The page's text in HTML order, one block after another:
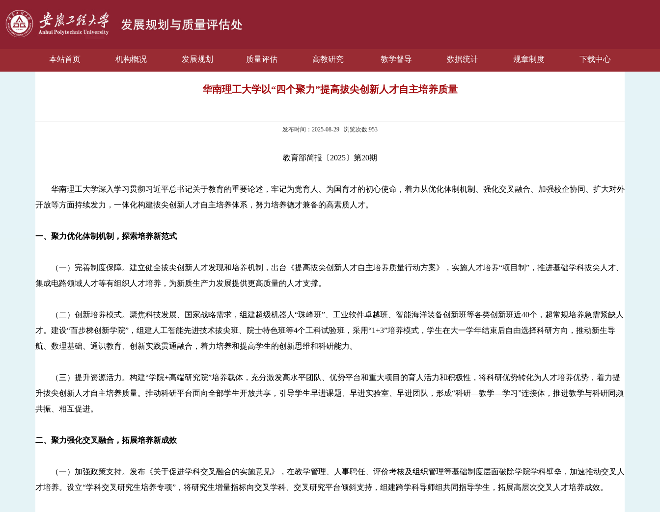
本站首页 机构概况 发展规划 质量评估 高教研究 教学督导 数据统计 规章制度 下载中心
华南理工大学以“四个聚力”提高拔尖创新人才自主培养质量
发布时间：2025-08-29 浏览次数:953
教育部简报〔2025〕第20期
华南理工大学深入学习贯彻习近平总书记关于教育的重要论述，牢记为党育人、为国育才的初心使命，着力从优化体制机制、强化交叉融合、加强校企协同、扩大对外
开放等方面持续发力，一体化构建拔尖创新人才自主培养体系，努力培养德才兼备的高素质人才。
一、聚力优化体制机制，探索培养新范式
（一）完善制度保障。建立健全拔尖创新人才发现和培养机制，出台《提高拔尖创新人才自主培养质量行动方案》，实施人才培养“项目制”，推进基础学科拔尖人才、
集成电路领域人才等有组织人才培养，为新质生产力发展提供更高质量的人才支撑。
（二）创新培养模式。聚焦科技发展、国家战略需求，组建超级机器人“珠峰班”、工业软件卓越班、智能海洋装备创新班等各类创新班近40个，超常规培养急需紧缺人
才。建设“百步梯创新学院”，组建人工智能先进技术拔尖班、院士特色班等4个工科试验班，采用“1+3”培养模式，学生在大一学年结束后自由选择科研方向，推动新生导
航、数理基础、通识教育、创新实践贯通融合，着力培养和提高学生的创新思维和科研能力。
（三）提升资源活力。构建“学院+高端研究院”培养载体，充分激发高水平团队、优势平台和重大项目的育人活力和积极性，将科研优势转化为人才培养优势，着力提
升拔尖创新人才自主培养质量。推动科研平台面向全部学生开放共享，引导学生早进课题、早进实验室、早进团队，形成“科研—教学—学习”连接体，推进教学与科研同频
共振、相互促进。
二、聚力强化交叉融合，拓展培养新成效
（一）加强政策支持。发布《关于促进学科交叉融合的实施意见》，在教学管理、人事聘任、评价考核及组织管理等基础制度层面破除学院学科壁垒，加速推动交叉人
才培养。设立“学科交叉研究生培养专项”，将研究生增量指标向交叉学科、交叉研究平台倾斜支持，组建跨学科导师组共同指导学生，拓展高层次交叉人才培养成效。